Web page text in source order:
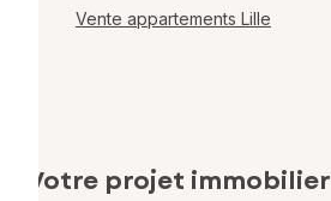
Vente appartements Lille
Votre projet immobilier